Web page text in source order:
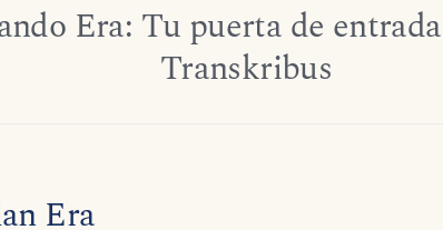
blog...
Era: Tu puerta de
Transkribus
Era